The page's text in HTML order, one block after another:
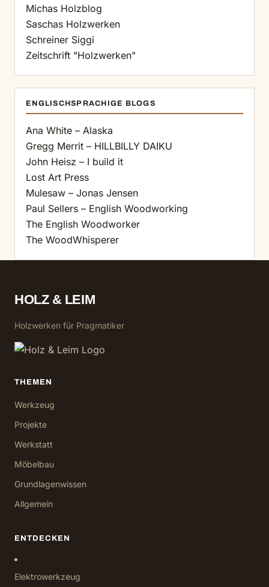
Michas Holzblog
Saschas Holzwerken
Schreiner Siggi
Zeitschrift "Holzwerken"
ENGLISCHSPRACHIGE BLOGS
Ana White – Alaska
Gregg Merrit – HILLBILLY DAIKU
John Heisz – I build it
Lost Art Press
Mulesaw – Jonas Jensen
Paul Sellers – English Woodworking
The English Woodworker
The WoodWhisperer
HOLZ & LEIM
Holzwerken für Pragmatiker
THEMEN
Werkzeug
Projekte
Werkstatt
Möbelbau
Grundlagenwissen
Allgemein
ENTDECKEN
Elektrowerkzeug